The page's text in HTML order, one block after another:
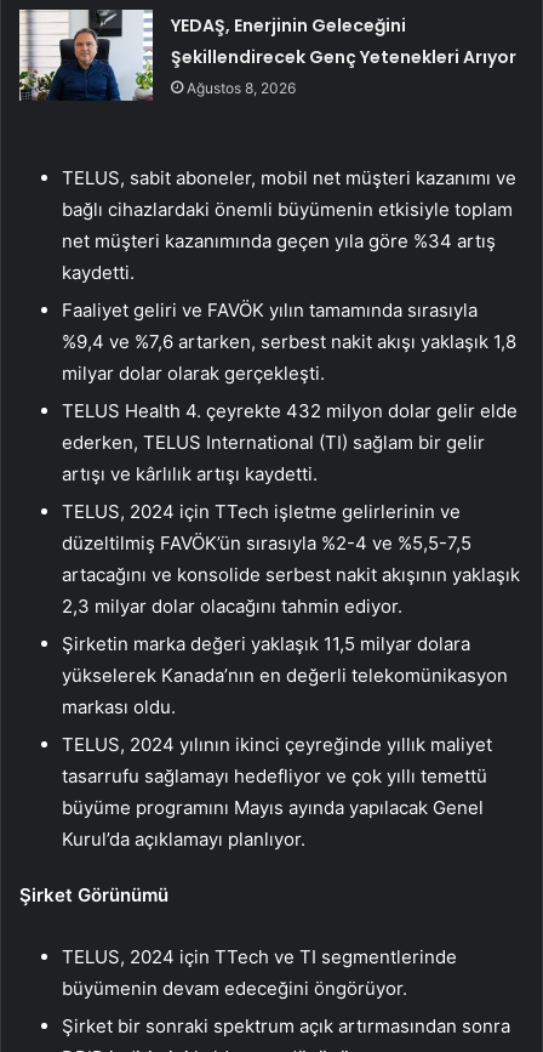
YEDAŞ, Enerjinin Geleceğini
Şekillendirecek Genç Yetenekleri Arıyor
Ağustos 8, 2026
TELUS, sabit aboneler, mobil net müşteri kazanımı ve
bağlı cihazlardaki önemli büyümenin etkisiyle toplam
net müşteri kazanımında geçen yıla göre %34 artış
kaydetti.
Faaliyet geliri ve FAVÖK yılın tamamında sırasıyla
%9,4 ve %7,6 artarken, serbest nakit akışı yaklaşık 1,8
milyar dolar olarak gerçekleşti.
TELUS Health 4. çeyrekte 432 milyon dolar gelir elde
ederken, TELUS International (TI) sağlam bir gelir
artışı ve kârlılık artışı kaydetti.
TELUS, 2024 için TTech işletme gelirlerinin ve
düzeltilmiş FAVÖK’ün sırasıyla %2-4 ve %5,5-7,5
artacağını ve konsolide serbest nakit akışının yaklaşık
2,3 milyar dolar olacağını tahmin ediyor.
Şirketin marka değeri yaklaşık 11,5 milyar dolara
yükselerek Kanada’nın en değerli telekomünikasyon
markası oldu.
TELUS, 2024 yılının ikinci çeyreğinde yıllık maliyet
tasarrufu sağlamayı hedefliyor ve çok yıllı temettü
büyüme programını Mayıs ayında yapılacak Genel
Kurul’da açıklamayı planlıyor.
Şirket Görünümü
TELUS, 2024 için TTech ve TI segmentlerinde
büyümenin devam edeceğini öngörüyor.
Şirket bir sonraki spektrum açık artırmasından sonra